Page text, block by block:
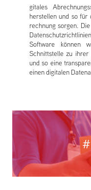
gitales
herstell­en und so
rechnung sorg­en.
Software können
Schnittstel­le zu ihrer
und so eine
einen di­gital­en